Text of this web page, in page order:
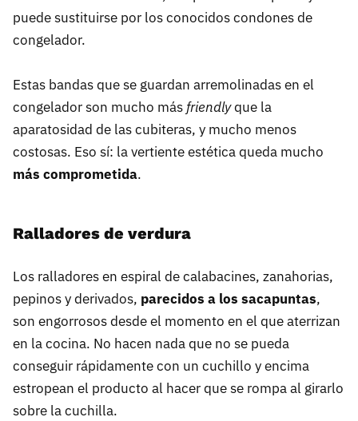
puede sustituirse por los conocidos condones de
congelador.
Estas bandas que se guardan arremolinadas en el
congelador son mucho más friendlyque la
aparatosidad de las cubiteras, y mucho menos
costosas. Eso sí: la vertiente estética queda mucho
más comprometida.
Ralladores de verdura
Los ralladores en espiral de calabacines, zanahorias,
pepinos y derivados, parecidos a los sacapuntas,
son engorrosos desde el momento en el que aterrizan
en la cocina. No hacen nada que no se pueda
conseguir rápidamente con un cuchillo y encima
estropean el producto al hacer que se rompa al girarlo
sobre la cuchilla.